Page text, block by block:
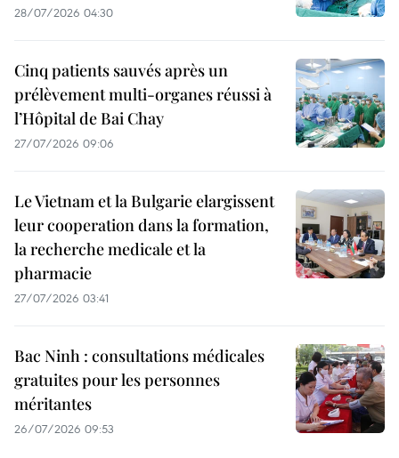
28/07/2026 04:30
Cinq patients sauvés après un
prélèvement multi-organes réussi à
l’Hôpital de Bai Chay
27/07/2026 09:06
Le Vietnam et la Bulgarie elargissent
leur cooperation dans la formation,
la recherche medicale et la
pharmacie
27/07/2026 03:41
Bac Ninh : consultations médicales
gratuites pour les personnes
méritantes
26/07/2026 09:53